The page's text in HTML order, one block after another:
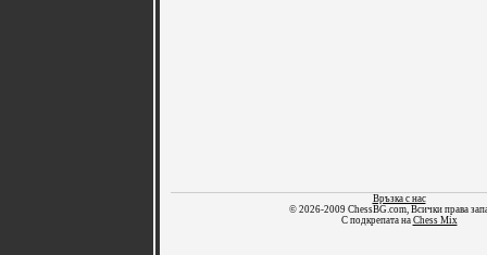
Връзка с нас
© 2026-2009 ChessBG.com, Всички права
С подкрепата на Chess Mix